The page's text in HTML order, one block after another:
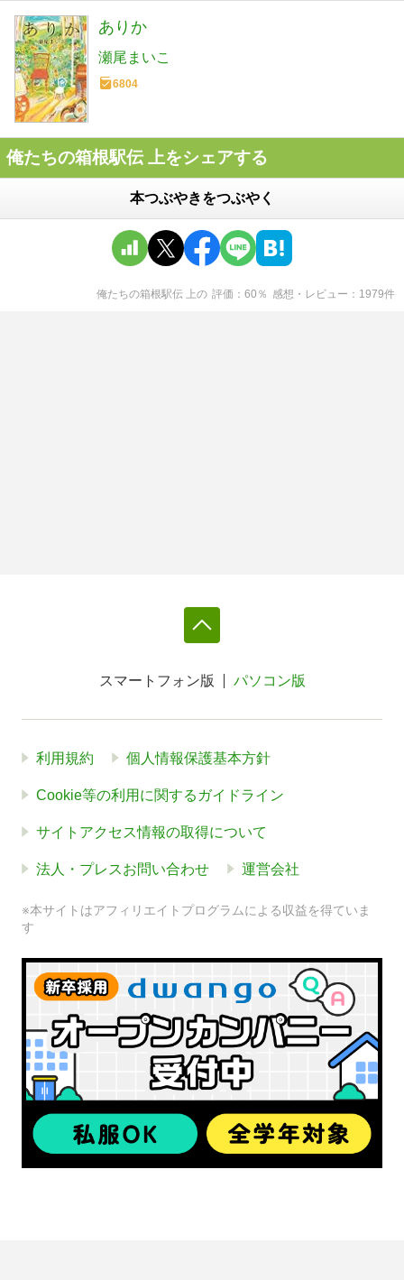
ありか
瀬尾まいこ
6804
俺たちの箱根駅伝 上をシェアする
本つぶやきをつぶやく
俺たちの箱根駅伝 上の 評価 60 ％ 感想・レビュー 1979件
スマートフォン版 パソコン版
利用規約 個人情報保護基本方針
Cookie等の利用に関するガイドライン
サイトアクセス情報の取得について
法人・プレスお問い合わせ 運営会社
※本サイトはアフィリエイトプログラムによる収益を得ていま
す